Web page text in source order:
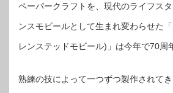
ペーパークラフトを、現代のライフス
ンスモビールとして生まれ変わらせた
レンステッドモビール)」は今年で70周
熟練の技によって一つずつ製作されて